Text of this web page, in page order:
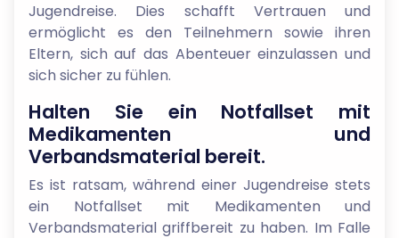
Jugendreise. Dies schafft Vertrauen und
ermöglicht es den Teilnehmern sowie ihren
Eltern, sich auf das Abenteuer einzulassen und
sich sicher zu fühlen.
Halten Sie ein Notfallset mit
Medikamenten und
Verbandsmaterial bereit.
Es ist ratsam, während einer Jugendreise stets
ein Notfallset mit Medikamenten und
Verbandsmaterial griffbereit zu haben. Im Falle